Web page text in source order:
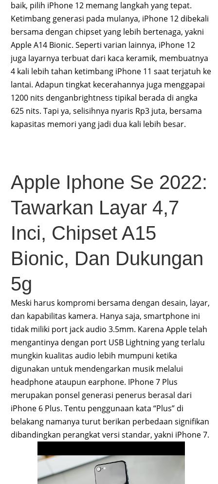
baik, pilih iPhone 12 memang langkah yang tepat.
Ketimbang generasi pada mulanya, iPhone 12 dibekali
bersama dengan chipset yang lebih bertenaga, yakni
Apple A14 Bionic. Seperti varian lainnya, iPhone 12
juga layarnya terbuat dari kaca keramik, membuatnya
4 kali lebih tahan ketimbang iPhone 11 saat terjatuh ke
lantai. Adapun tingkat kecerahannya juga menggapai
1200 nits denganbrightness tipikal berada di angka
625 nits. Tapi ya, selisihnya nyaris Rp3 juta, bersama
kapasitas memori yang jadi dua kali lebih besar.
Apple Iphone Se 2022:
Tawarkan Layar 4,7
Inci, Chipset A15
Bionic, Dan Dukungan
5g
Meski harus kompromi bersama dengan desain, layar,
dan kapabilitas kamera. Hanya saja, smartphone ini
tidak miliki port jack audio 3.5mm. Karena Apple telah
mengantinya dengan port USB Lightning yang terlalu
mungkin kualitas audio lebih mumpuni ketika
digunakan untuk mendengarkan musik melalui
headphone ataupun earphone. IPhone 7 Plus
merupakan ponsel generasi penerus berasal dari
iPhone 6 Plus. Tentu penggunaan kata “Plus” di
belakang namanya turut berikan perbedaan signifikan
dibandingkan perangkat versi standar, yakni iPhone 7.